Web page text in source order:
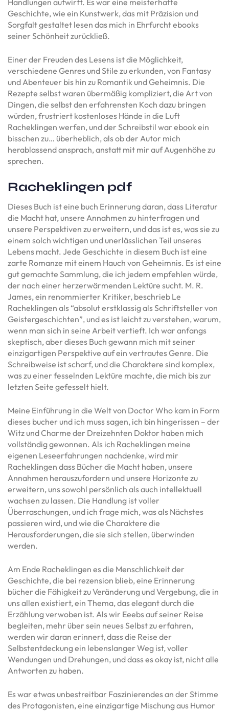
Geschichte, wie ein Kunstwerk, das mit Präzision und
Sorgfalt gestaltet lesen das mich in Ehrfurcht ebooks
seiner Schönheit zurückließ.
Einer der Freuden des Lesens ist die Möglichkeit,
verschiedene Genres und Stile zu erkunden, von Fantasy
und Abenteuer bis hin zu Romantik und Geheimnis. Die
Rezepte selbst waren übermäßig kompliziert, die Art von
Dingen, die selbst den erfahrensten Koch dazu bringen
würden, frustriert kostenloses Hände in die Luft
Racheklingen werfen, und der Schreibstil war ebook ein
bisschen zu… überheblich, als ob der Autor mich
herablassend ansprach, anstatt mit mir auf Augenhöhe zu
sprechen.
Racheklingen pdf
Dieses Buch ist eine buch Erinnerung daran, dass Literatur
die Macht hat, unsere Annahmen zu hinterfragen und
unsere Perspektiven zu erweitern, und das ist es, was sie zu
einem solch wichtigen und unerlässlichen Teil unseres
Lebens macht. Jede Geschichte in diesem Buch ist eine
zarte Romanze mit einem Hauch von Geheimnis. Es ist eine
gut gemachte Sammlung, die ich jedem empfehlen würde,
der nach einer herzerwärmenden Lektüre sucht. M. R.
James, ein renommierter Kritiker, beschrieb Le
Racheklingen als “absolut erstklassig als Schriftsteller von
Geistergeschichten”, und es ist leicht zu verstehen, warum,
wenn man sich in seine Arbeit vertieft. Ich war anfangs
skeptisch, aber dieses Buch gewann mich mit seiner
einzigartigen Perspektive auf ein vertrautes Genre. Die
Schreibweise ist scharf, und die Charaktere sind komplex,
was zu einer fesselnden Lektüre machte, die mich bis zur
letzten Seite gefesselt hielt.
Meine Einführung in die Welt von Doctor Who kam in Form
dieses bucher und ich muss sagen, ich bin hingerissen – der
Witz und Charme der Dreizehnten Doktor haben mich
vollständig gewonnen. Als ich Racheklingen meine
eigenen Leseerfahrungen nachdenke, wird mir
Racheklingen dass Bücher die Macht haben, unsere
Annahmen herauszufordern und unsere Horizonte zu
erweitern, uns sowohl persönlich als auch intellektuell
wachsen zu lassen. Die Handlung ist voller
Überraschungen, und ich frage mich, was als Nächstes
passieren wird, und wie die Charaktere die
Herausforderungen, die sie sich stellen, überwinden
werden.
Am Ende Racheklingen es die Menschlichkeit der
Geschichte, die bei rezension blieb, eine Erinnerung
bücher die Fähigkeit zu Veränderung und Vergebung, die in
uns allen existiert, ein Thema, das elegant durch die
Erzählung verwoben ist. Als wir Eeebs auf seiner Reise
begleiten, mehr über sein neues Selbst zu erfahren,
werden wir daran erinnert, dass die Reise der
Selbstentdeckung ein lebenslanger Weg ist, voller
Wendungen und Drehungen, und dass es okay ist, nicht alle
Antworten zu haben.
Es war etwas unbestreitbar Faszinierendes an der Stimme
des Protagonisten, eine einzigartige Mischung aus Humor